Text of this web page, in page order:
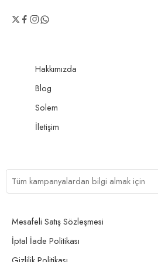
Hakkımızda
Blog
Solem
İletişim
Mesafeli Satış Sözleşmesi
İptal İade Politikası